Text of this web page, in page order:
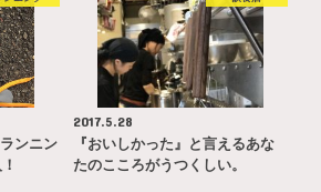
ンニン
2017.5.28
『おいしかった』と言えるあな
たのこころがうつくしい。